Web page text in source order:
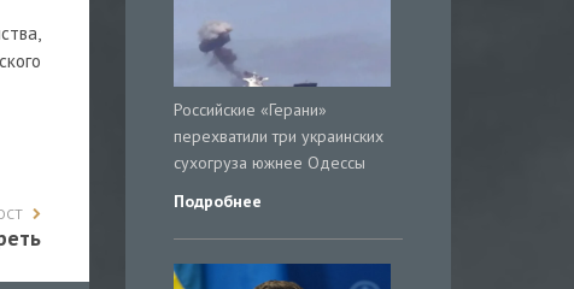
Российские «Герани»
перехватили три украинских
сухогруза южнее Одессы
Подробнее